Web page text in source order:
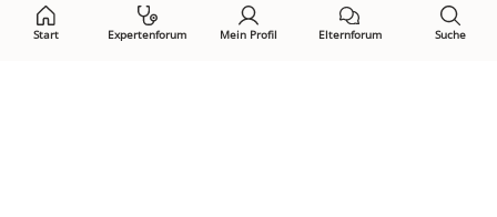
Start Expertenforum Mein Profil Elternforum Suche